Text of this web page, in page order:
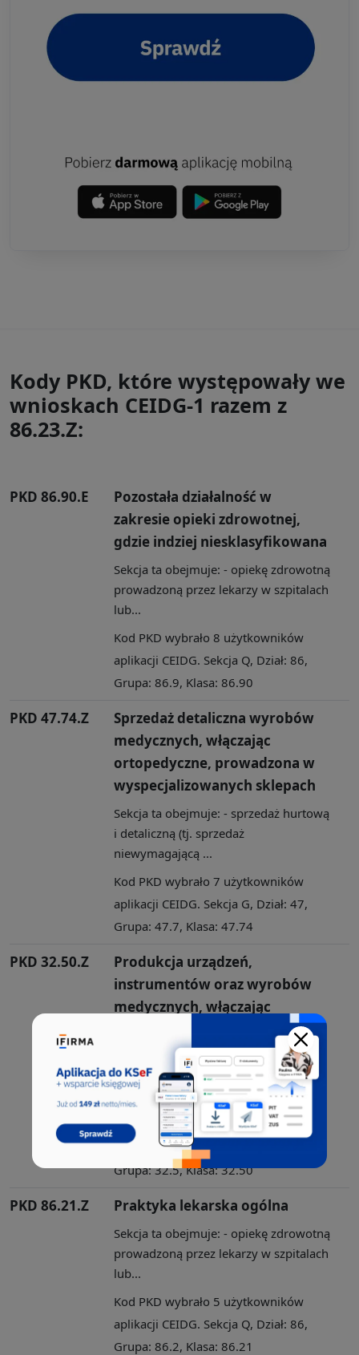
Kody PKD, które występowały we
wnioskach CEIDG-1 razem z
86.23.Z:
PKD 86.90.E
Pozostała działalność w
zakresie opieki zdrowotnej,
gdzie indziej niesklasyfikowana
Sekcja ta obejmuje: - opiekę zdrowotną
prowadzoną przez lekarzy w szpitalach
lub...
Kod PKD wybrało 8 użytkowników
aplikacji CEIDG. Sekcja Q, Dział: 86,
Grupa: 86.9, Klasa: 86.90
PKD 47.74.Z
Sprzedaż detaliczna wyrobów
medycznych, włączając
ortopedyczne, prowadzona w
wyspecjalizowanych sklepach
Sekcja ta obejmuje: - sprzedaż hurtową
i detaliczną (tj. sprzedaż
niewymagającą ...
Kod PKD wybrało 7 użytkowników
aplikacji CEIDG. Sekcja G, Dział: 47,
Grupa: 47.7, Klasa: 47.74
PKD 32.50.Z
Produkcja urządzeń,
instrumentów oraz wyrobów
medycznych, włączając
Przez działalność wytwórczą rozumie
się fizyczne lub chemiczne
przetwarzanie sur...
Kod PKD wybrało 6 użytkowników
aplikacji CEIDG. Sekcja C, Dział: 32,
Grupa: 32.5, Klasa: 32.50
PKD 86.21.Z Praktyka lekarska ogólna
Sekcja ta obejmuje: - opiekę zdrowotną
prowadzoną przez lekarzy w szpitalach
lub...
Kod PKD wybrało 5 użytkowników
aplikacji CEIDG. Sekcja Q, Dział: 86,
Grupa: 86.2, Klasa: 86.21